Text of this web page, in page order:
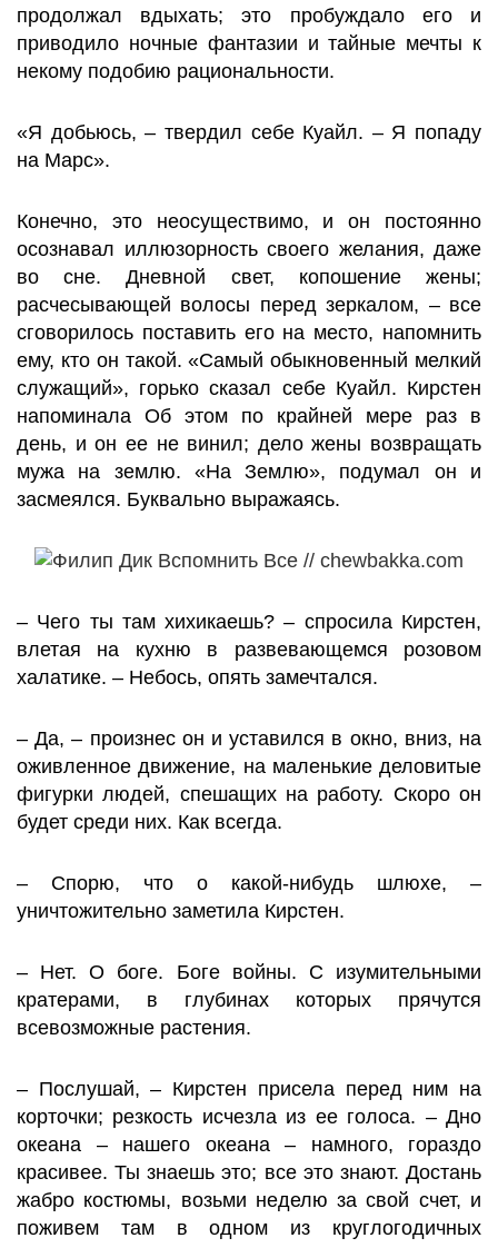
продолжал вдыхать; это пробуждало его и
приводило ночные фантазии и тайные мечты к
некому подобию рациональности.
«Я добьюсь, – твердил себе Куайл. – Я попаду
на Марс».
Конечно, это неосуществимо, и он постоянно
осознавал иллюзорность своего желания, даже
во сне. Дневной свет, копошение жены;
расчесывающей волосы перед зеркалом, – все
сговорилось поставить его на место, напомнить
ему, кто он такой. «Самый обыкновенный мелкий
служащий», горько сказал себе Куайл. Кирстен
напоминала Об этом по крайней мере раз в
день, и он ее не винил; дело жены возвращать
мужа на землю. «На Землю», подумал он и
засмеялся. Буквально выражаясь.
– Чего ты там хихикаешь? – спросила Кирстен,
влетая на кухню в развевающемся розовом
халатике. – Небось, опять замечтался.
– Да, – произнес он и уставился в окно, вниз, на
оживленное движение, на маленькие деловитые
фигурки людей, спешащих на работу. Скоро он
будет среди них. Как всегда.
– Спорю, что о какой-нибудь шлюхе, –
уничтожительно заметила Кирстен.
– Нет. О боге. Боге войны. С изумительными
кратерами, в глубинах которых прячутся
всевозможные растения.
– Послушай, – Кирстен присела перед ним на
корточки; резкость исчезла из ее голоса. – Дно
океана – нашего океана – намного, гораздо
красивее. Ты знаешь это; все это знают. Достань
жабро костюмы, возьми неделю за свой счет, и
поживем там в одном из круглогодичных